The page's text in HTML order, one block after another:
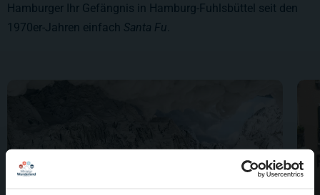
Hamburger Ihr Gefängnis in Hamburg-Fuhlsbüttel seit den
1970er-Jahren einfach Santa Fu